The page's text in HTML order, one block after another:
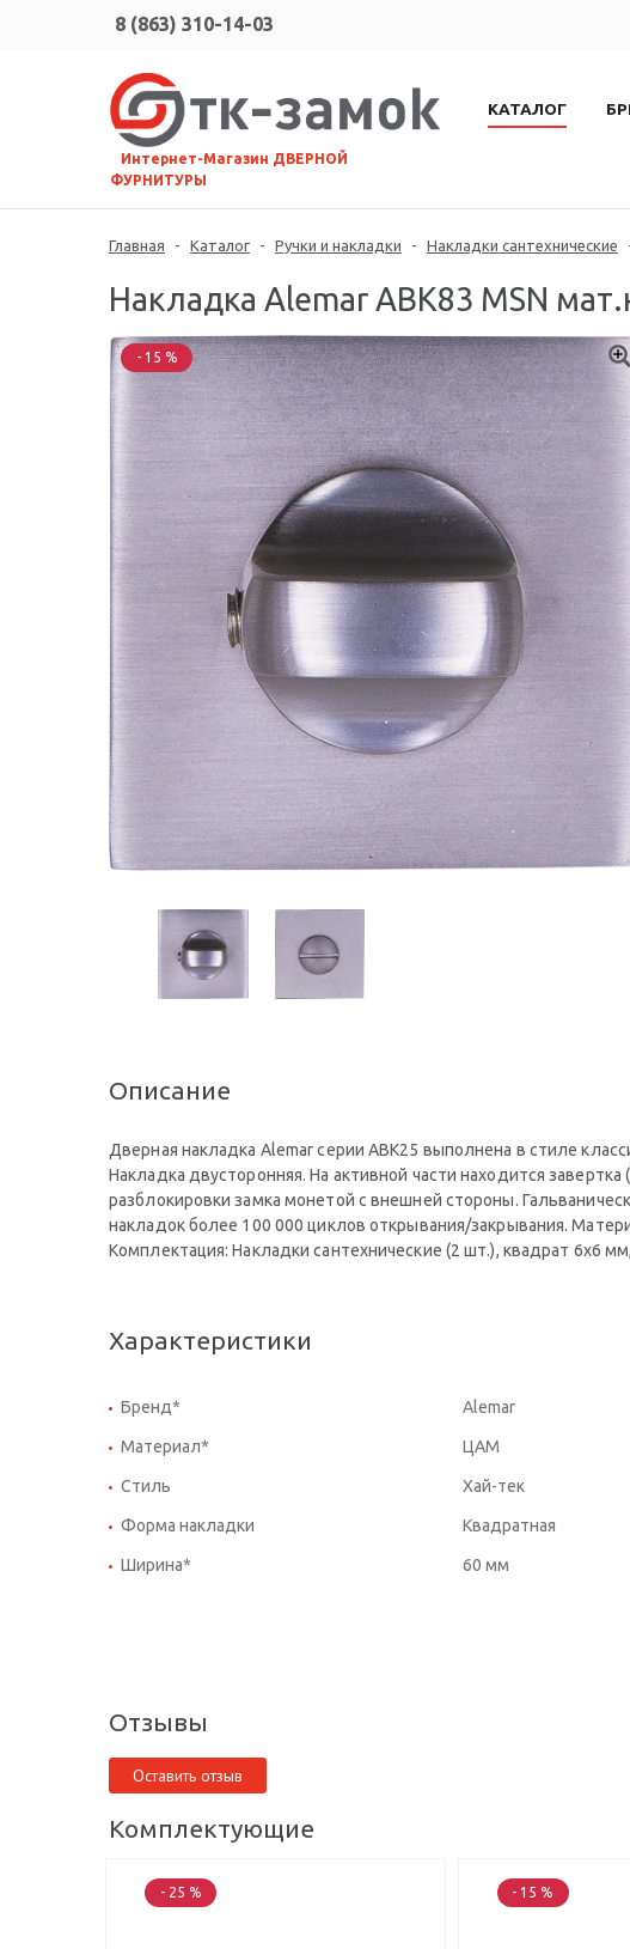
8 (863) 310-14-03
⠀Интернет-Магазин ДВЕРНОЙ
ФУРНИТУРЫ
КАТАЛОГ
Главная - Каталог - Ручки и накладки - Накладки сантехнические
Накладка Alemar ABK83 MSN
- 15 %
Описание
Дверная накладка Alemar серии ABK25 выполнена в стиле
Накладка двусторонняя. На активной части находится
разблокировки замка монетой с внешней стороны.
накладок более 100 000 циклов открывания/закрывания.
Комплектация: Накладки сантехнические (2 шт.), квадрат 6x6
Характеристики
Бренд* Alemar
Материал* ЦАМ
Стиль Хай-тек
Форма накладки Квадратная
Ширина* 60 мм
Отзывы
Оставить отзыв
Комплектующие
- 25 % - 15 %